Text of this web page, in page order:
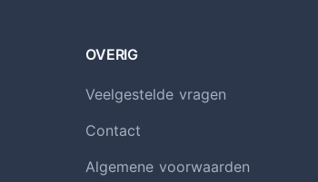
OVERIG
Veelgestelde vragen
Contact
Algemene voorwaarden